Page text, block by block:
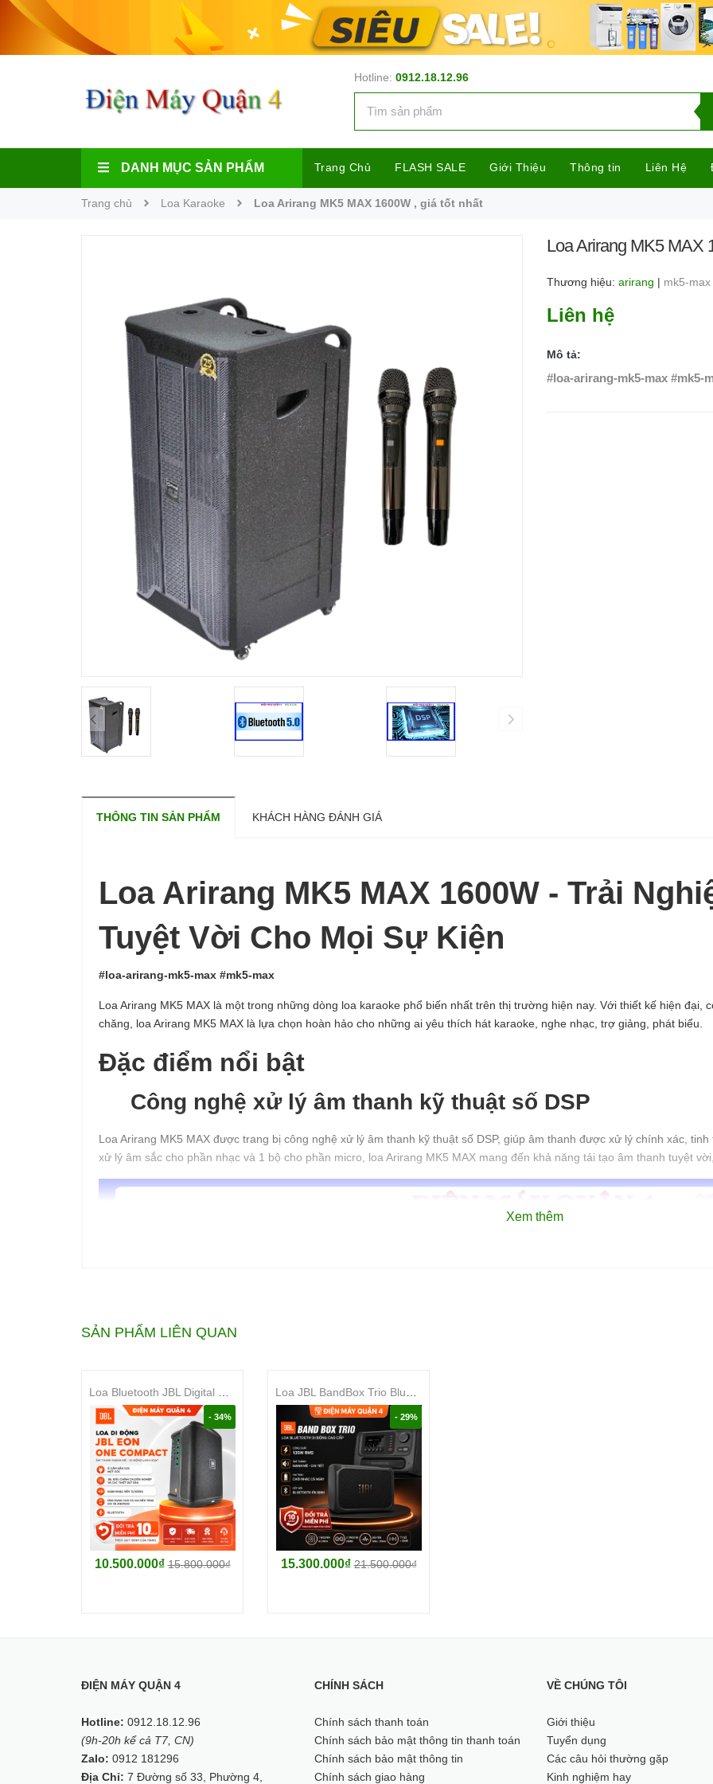
Hotline: 0912.18.12.96
DANH MỤC SẢN PHẨM Trang Chủ FLASH SALE Giới Thiệu Thông tin Liên Hệ
Trang chủ Loa Karaoke Loa Arirang MK5 MAX 1600W , giá tốt nhất
Loa Arirang MK5 MAX
Thương hiệu: arirang | mk5-max
Liên hệ
Mô tả:
#loa-arirang-mk5-max #mk5-
THÔNG TIN SẢN PHẨM KHÁCH HÀNG ĐÁNH GIÁ
Loa Arirang MK5 MAX 1600W - Trải
Tuyệt Vời Cho Mọi Sự Kiện
#loa-arirang-mk5-max #mk5-max
Loa Arirang MK5 MAX là một trong những dòng loa karaoke phổ biến nhất trên thị trường hiện nay. Với thiết kế hiện đại,
chăng, loa Arirang MK5 MAX là lựa chọn hoàn hảo cho những ai yêu thích hát karaoke, nghe nhạc, trợ giảng, phát biểu.
Đặc điểm nổi bật
Công nghệ xử lý âm thanh kỹ thuật số DSP
Loa Arirang MK5 MAX được trang bị công nghệ xử lý âm thanh kỹ thuật số DSP, giúp âm thanh được xử lý chính xác,
xử lý âm sắc cho phần nhạc và 1 bộ cho phần micro, loa Arirang MK5 MAX mang đến khả năng tái tạo âm thanh tuyệt
bị nhiễu sóng, giúp bạn thoải mái ca hát mà không lo bị gián đoạn.
Xem thêm
SẢN PHẨM LIÊN QUAN
- 34%
10.500.000₫15.800.000₫
- 29%
15.300.000₫21.500.000₫
ĐIỆN MÁY QUẬN 4
Hotline: 0912.18.12.96
(9h-20h kể cả T7, CN)
Zalo: 0912 181296
Địa Chỉ: 7 Đường số 33, Phường 4,
CHÍNH SÁCH
Chính sách thanh toán
Chính sách bảo mật thông tin thanh toán
Chính sách bảo mật thông tin
Chính sách giao hàng
VỀ CHÚNG TÔI
Giới thiệu
Tuyển dụng
Các câu hỏi thường gặp
Kinh nghiệm hay